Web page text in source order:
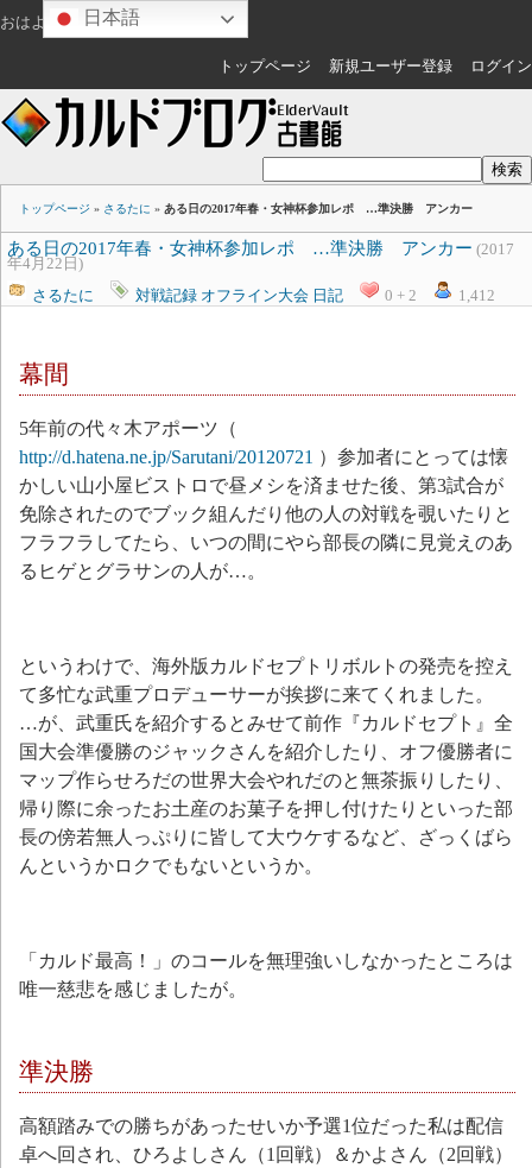
おはようございます さん
トップページ 新規ユーザー登録 ログイン
トップページ » さるたに » ある日の2017年春・女神杯参加レポ …準決勝 アンカー
ある日の2017年春・女神杯参加レポ …準決勝 アンカー (2017
年4月22日)
さるたに
対戦記録 オフライン大会 日記 0 + 2 1,412
幕間
5年前の代々木アポーツ（
http://d.hatena.ne.jp/Sarutani/20120721 ）参加者にとっては懐
かしい山小屋ビストロで昼メシを済ませた後、第3試合が
免除されたのでブック組んだり他の人の対戦を覗いたりと
フラフラしてたら、いつの間にやら部長の隣に見覚えのあ
るヒゲとグラサンの人が…。
というわけで、海外版カルドセプトリボルトの発売を控え
て多忙な武重プロデューサーが挨拶に来てくれました。
…が、武重氏を紹介するとみせて前作『カルドセプト』全
国大会準優勝のジャックさんを紹介したり、オフ優勝者に
マップ作らせろだの世界大会やれだのと無茶振りしたり、
帰り際に余ったお土産のお菓子を押し付けたりといった部
長の傍若無人っぷりに皆して大ウケするなど、ざっくばら
んというかロクでもないというか。
「カルド最高！」のコールを無理強いしなかったところは
唯一慈悲を感じましたが。
準決勝
高額踏みでの勝ちがあったせいか予選1位だった私は配信
卓へ回され、ひろよしさん（1回戦）＆かよさん（2回戦）
日本語